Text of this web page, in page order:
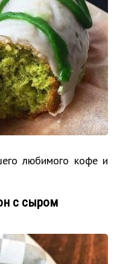
любимого кофе и
с сыром